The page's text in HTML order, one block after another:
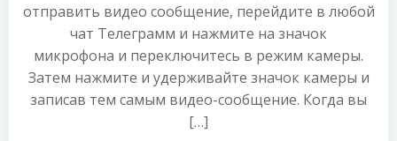
отправить видео сообщение, перейдите в любой
чат Телеграмм и нажмите на значок
микрофона и переключитесь в режим камеры.
Затем нажмите и удерживайте значок камеры и
записав тем самым видео-сообщение. Когда вы
[…]